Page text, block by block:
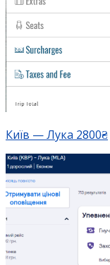
Київ — Лука 2800₴